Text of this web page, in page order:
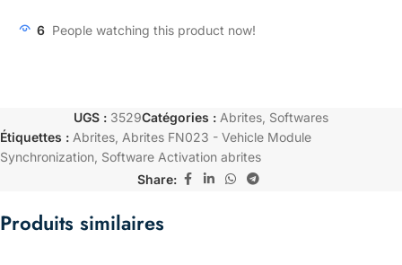
6 People watching this product now!
UGS : 3529Catégories : Abrites Softwares
Étiquettes : Abrites Abrites FN023 - Vehicle Module
Synchronization Software Activation abrites
Share:
Produits similaires